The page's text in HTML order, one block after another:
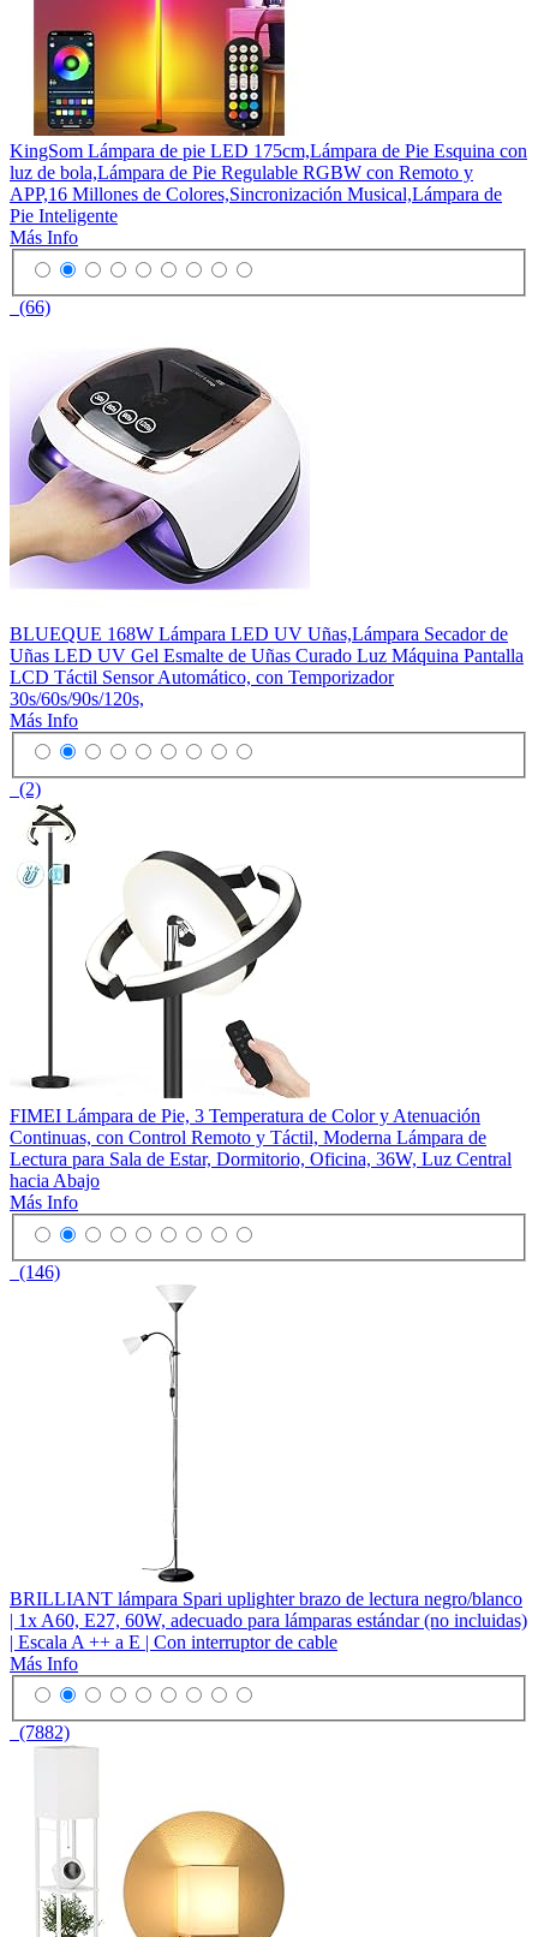
KingSom Lámpara de pie LED 175cm,Lámpara de Pie Esquina con
luz de bola,Lámpara de Pie Regulable RGBW con Remoto y
APP,16 Millones de Colores,Sincronización Musical,Lámpara de
Pie Inteligente
Más Info
(66)
BLUEQUE 168W Lámpara LED UV Uñas,Lámpara Secador de
Uñas LED UV Gel Esmalte de Uñas Curado Luz Máquina Pantalla
LCD Táctil Sensor Automático, con Temporizador
30s/60s/90s/120s,
Más Info
(2)
FIMEI Lámpara de Pie, 3 Temperatura de Color y Atenuación
Continuas, con Control Remoto y Táctil, Moderna Lámpara de
Lectura para Sala de Estar, Dormitorio, Oficina, 36W, Luz Central
hacia Abajo
Más Info
(146)
BRILLIANT lámpara Spari uplighter brazo de lectura negro/blanco
| 1x A60, E27, 60W, adecuado para lámparas estándar (no incluidas)
| Escala A ++ a E | Con interruptor de cable
Más Info
(7882)